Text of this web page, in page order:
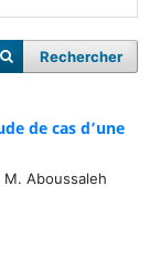
Rechercher
de cas d’une
M. Aboussaleh